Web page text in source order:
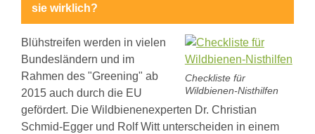
Entdeckungen
Park
Busy
Ökonomie
Biene
sie wirklich?
Checkliste für
Wildbienen-Nisthilfen
Blühstreifen werden in vielen
Bundesländern und im
Rahmen des "Greening" ab
2015 auch durch die EU
gefördert. Die Wildbienenexperten Dr. Christian
Schmid-Egger und Rolf Witt unterscheiden in einem